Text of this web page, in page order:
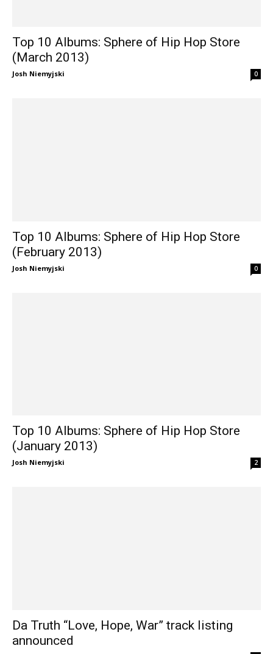
Top 10 Albums: Sphere of Hip Hop Store
(March 2013)
Josh Niemyjski 0
Top 10 Albums: Sphere of Hip Hop Store
(February 2013)
Josh Niemyjski 0
Top 10 Albums: Sphere of Hip Hop Store
(January 2013)
Josh Niemyjski 2
Da Truth “Love, Hope, War” track listing
announced